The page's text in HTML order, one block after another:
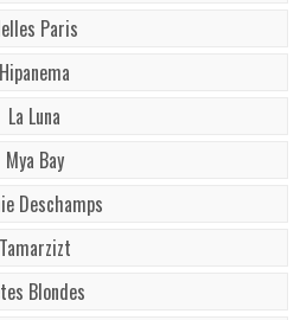
Paris
Hipanema
La Luna
Mya Bay
Deschamps
Tamarzizt
Blondes